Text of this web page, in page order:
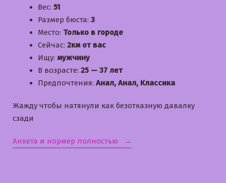
Вес: 51
Размер бюста: 3
Место: Только в городе
Сейчас: 2км от вас
Ищу: мужчину
В возрасте: 25 — 37 лет
Предпочтения: Анал, Анал, Классика
Жажду чтобы натянули как безотказную давалку
сзади
Анкета и нормер полностью «Наденька»